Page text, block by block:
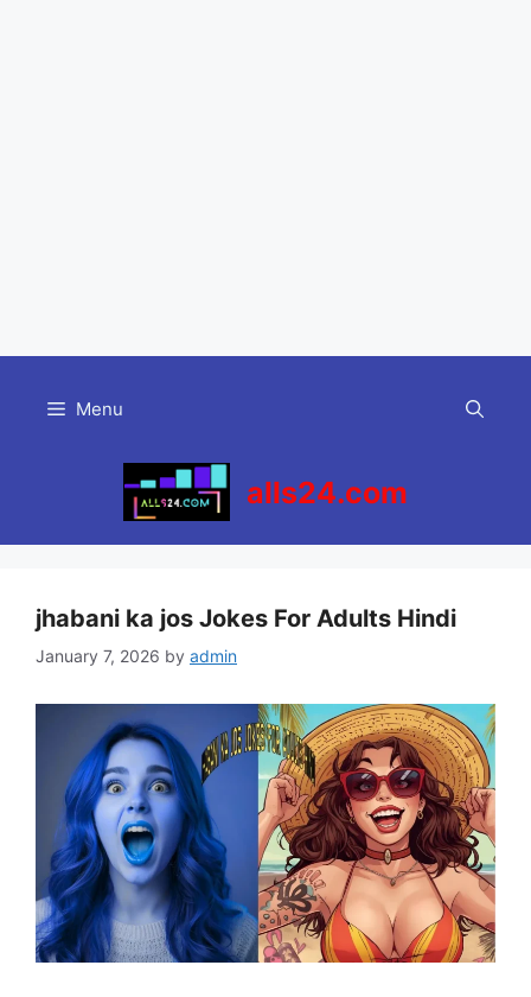
content
Menu
alls24.com
jhabani ka jos Jokes For Adults Hindi
January 7, 2026 by admin